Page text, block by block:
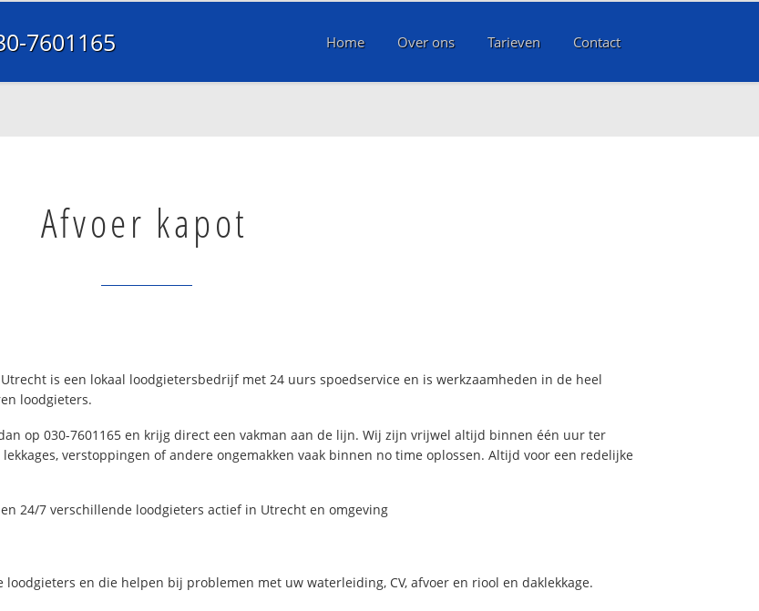
7601165 Home Over ons Tarieven Contact
Afvoer kapot
is een lokaal loodgietersbedrijf met 24 uurs spoedservice en is werkzaamheden in de heel
loodgieters.
op 030-7601165 en krijg direct een vakman aan de lijn. Wij zijn vrijwel altijd binnen één uur ter
verstoppingen of andere ongemakken vaak binnen no time oplossen. Altijd voor een redelijke
24/7 verschillende loodgieters actief in Utrecht en omgeving
en die helpen bij problemen met uw waterleiding, CV, afvoer en riool en daklekkage.